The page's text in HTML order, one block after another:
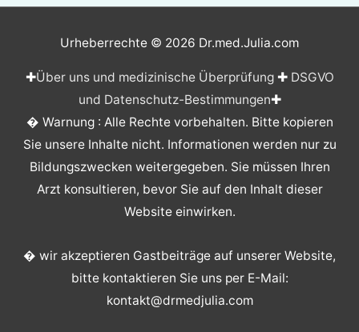
Urheberrechte © 2026 Dr.med.Julia.com
✚Über uns und medizinische Überprüfung✚ DSGVO
und Datenschutz-Bestimmungen✚
� Warnung : Alle Rechte vorbehalten. Bitte kopieren
Sie unsere Inhalte nicht. Informationen werden nur zu
Bildungszwecken weitergegeben. Sie müssen Ihren
Arzt konsultieren, bevor Sie auf den Inhalt dieser
Website einwirken.
� wir akzeptieren Gastbeiträge auf unserer Website,
bitte kontaktieren Sie uns per E-Mail:
kontakt@drmedjulia.com